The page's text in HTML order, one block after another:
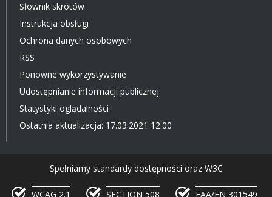
Słownik skrótów
Instrukcja obsługi
Ochrona danych osobowych
RSS
Ponowne wykorzystywanie
Udostępnianie informacji publicznej
Statystyki oglądalności
Ostatnia aktualizacja: 17.03.2021 12:00
Spełniamy standardy dostępności oraz W3C
WCAG 2.1 SECTION 508 EAA/EN 301549